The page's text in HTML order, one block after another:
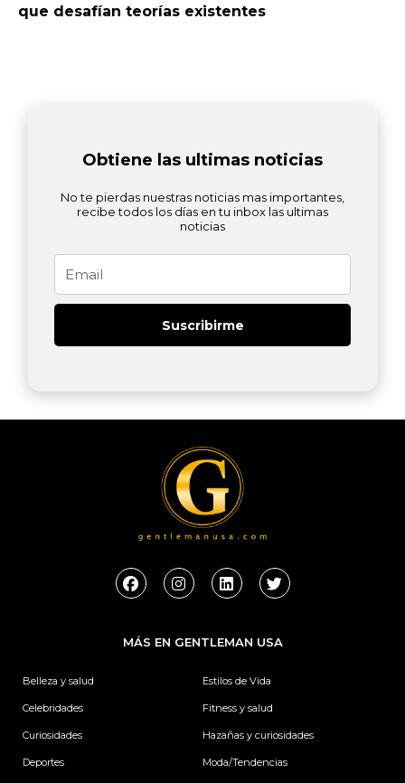
que desafían teorías existentes
Obtiene las ultimas noticias
No te pierdas nuestras noticias mas importantes,
recibe todos los días en tu inbox las ultimas
noticias
Suscribirme
F
a
b
o
I
n
a
g
L
i
e
d
n
T
w
t
e
MÁS EN GENTLEMAN USA
Belleza y salud
Celebridades
Curiosidades
Deportes
Estilos de Vida
Fitness y salud
Hazañas y curiosidades
Moda/Tendencias